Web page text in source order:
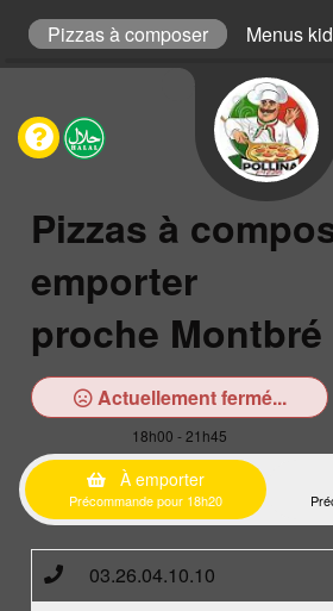
Pizzas à composer Menus
Pizzas à
emporter
proche Montbré
Actuellement fermé...
18h00 - 21h45
À emporter
Précommande pour 18h20
03.26.04.10.10